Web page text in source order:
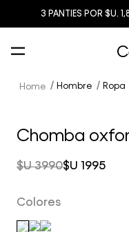
3 PANTIES POR $U.
Hombre Ropa
Chomba
$U 1995
$U 3990
Colores